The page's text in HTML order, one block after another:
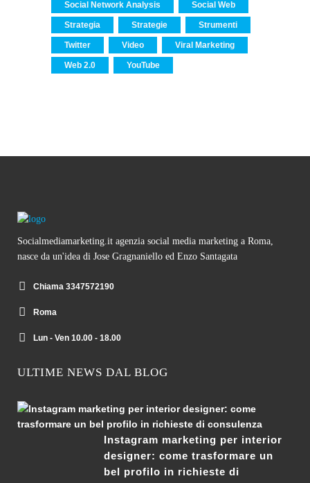
Social Network Analysis Social Web
Strategia Strategie Strumenti
Twitter Video Viral Marketing
Web 2.0 YouTube
Socialmediamarketing.it agenzia social media marketing a Roma,
nasce da un'idea di Jose Gragnaniello ed Enzo Santagata
Chiama 3347572190
Roma
Lun - Ven 10.00 - 18.00
ULTIME NEWS DAL BLOG
Instagram marketing per interior
designer: come trasformare un
bel profilo in richieste di